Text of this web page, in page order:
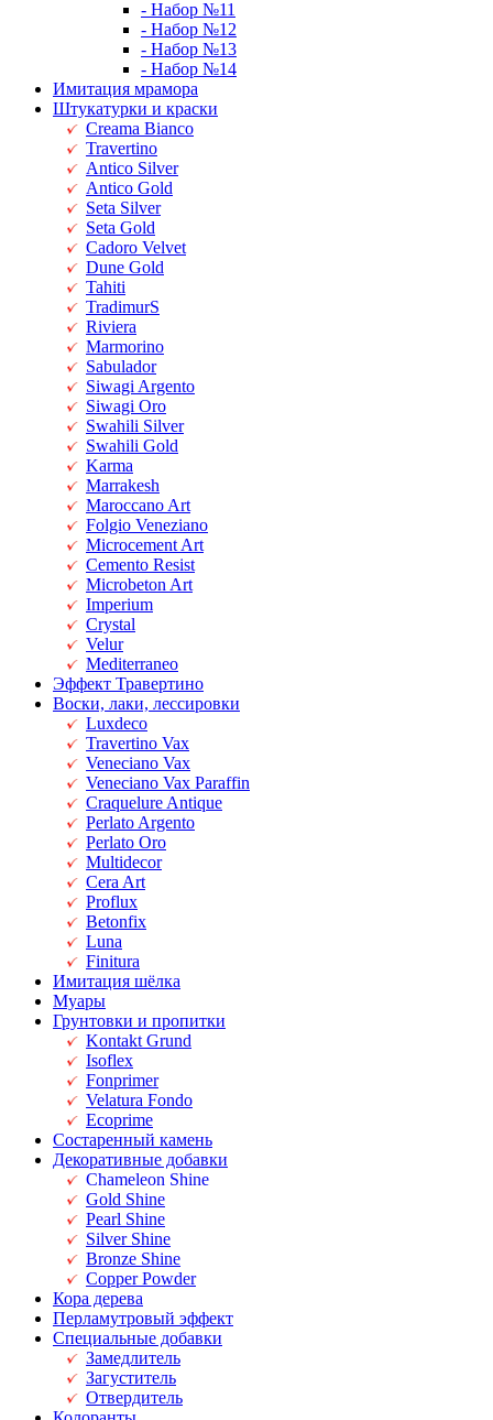
- Набор №11
- Набор №12
- Набор №13
- Набор №14
Имитация мрамора
Штукатурки и краски
Creama Bianco
Travertino
Antico Silver
Antico Gold
Seta Silver
Seta Gold
Cadoro Velvet
Dune Gold
Tahiti
TradimurS
Riviera
Marmorino
Sabulador
Siwagi Argento
Siwagi Oro
Swahili Silver
Swahili Gold
Karma
Marrakesh
Maroccano Art
Folgio Veneziano
Microcement Art
Cemento Resist
Microbeton Art
Imperium
Crystal
Velur
Mediterraneo
Эффект Травертино
Воски, лаки, лессировки
Luxdeco
Travertino Vax
Veneciano Vax
Veneciano Vax Paraffin
Craquelure Antique
Perlato Argento
Perlato Oro
Multidecor
Cera Art
Proflux
Betonfix
Luna
Finitura
Имитация шёлка
Муары
Грунтовки и пропитки
Kontakt Grund
Isoflex
Fonprimer
Velatura Fondo
Ecoprime
Состаренный камень
Декоративные добавки
Chameleon Shine
Gold Shine
Pearl Shine
Silver Shine
Bronze Shine
Copper Powder
Кора дерева
Перламутровый эффект
Специальные добавки
Замедлитель
Загуститель
Отвердитель